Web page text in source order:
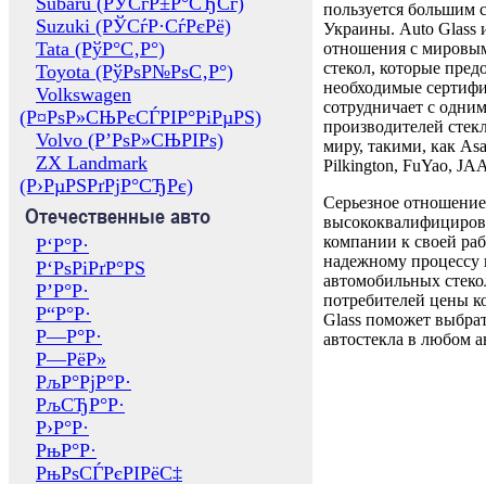
Suzuki (РЎСѓР·СѓРєРё)
Tata (РўР°С‚Р°)
Toyota (РўРѕР№РѕС‚Р°)
Volkswagen
(Р¤РѕР»СЊРєСЃРІР°РіРµРЅ)
Volvo (Р’РѕР»СЊРІРѕ)
ZX Landmark
(Р›РµРЅРґРјР°СЂРє)
Отечественные авто
Р‘Р°Р·
Р‘РѕРіРґР°РЅ
Р’Р°Р·
Р“Р°Р·
Р—Р°Р·
Р—РёР»
РљР°РјР°Р·
РљСЂР°Р·
Р›Р°Р·
РњР°Р·
РњРѕСЃРєРІРёС‡
пользуется большим
Украины. Auto Glass
отношения с
стекол, которые
необходимые
сотрудничает с
производителей
миру, такими, как
Pilkington, FuYao,
Серьезное отношение
компании к своей
надежному процессу
автомобильных
потребителей цены
Glass поможет
автостекла в любом